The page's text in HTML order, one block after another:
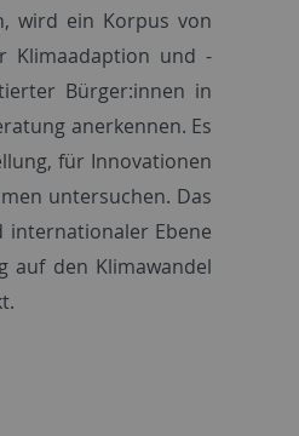
wird ein Korpus von
Klimaadaption und -
Bürger:innen in
anerkennen. Es
für Innovationen
untersuchen. Das
Ebene
auf den Klimawandel